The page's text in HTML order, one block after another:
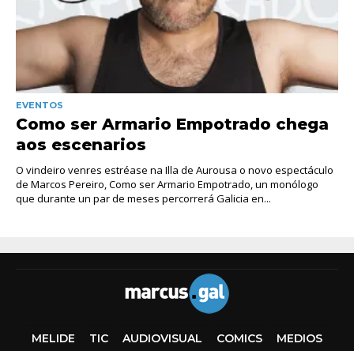
EVENTOS
Como ser Armario Empotrado chega
aos escenarios
O vindeiro venres estréase na Illa de Aurousa o novo espectáculo
de Marcos Pereiro, Como ser Armario Empotrado, un monólogo
que durante un par de meses percorrerá Galicia en...
MELIDE TIC AUDIOVISUAL COMICS MEDIOS